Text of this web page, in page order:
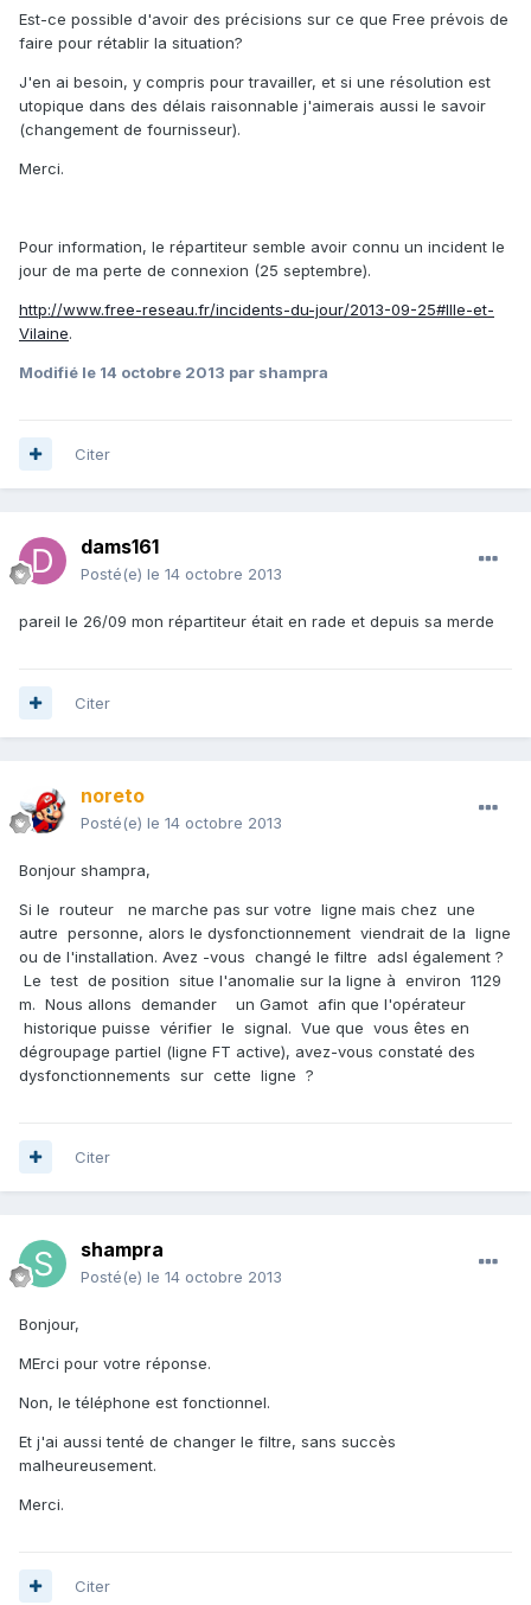
Est-ce possible d'avoir des précisions sur ce que Free prévois de
faire pour rétablir la situation?
J'en ai besoin, y compris pour travailler, et si une résolution est
utopique dans des délais raisonnable j'aimerais aussi le savoir
(changement de fournisseur).
Merci.
Pour information, le répartiteur semble avoir connu un incident le
jour de ma perte de connexion (25 septembre).
http://www.free-reseau.fr/incidents-du-jour/2013-09-25#Ille-et-
Vilaine.
Modifié le 14 octobre 2013 par shampra
Citer
dams161
Posté(e) le 14 octobre 2013
pareil le 26/09 mon répartiteur était en rade et depuis sa merde
Citer
noreto
Posté(e) le 14 octobre 2013
Bonjour shampra,
Si le routeur ne marche pas sur votre ligne mais chez une
autre personne, alors le dysfonctionnement viendrait de la ligne
ou de l'installation. Avez -vous changé le filtre adsl également ?
Le test de position situe l'anomalie sur la ligne à environ 1129
m. Nous allons demander un Gamot afin que l'opérateur
historique puisse vérifier le signal. Vue que vous êtes en
dégroupage partiel (ligne FT active), avez-vous constaté des
dysfonctionnements sur cette ligne ?
Citer
shampra
Posté(e) le 14 octobre 2013
Bonjour,
MErci pour votre réponse.
Non, le téléphone est fonctionnel.
Et j'ai aussi tenté de changer le filtre, sans succès
malheureusement.
Merci.
Citer